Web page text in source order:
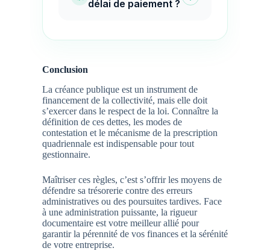
délai de paiement ?
Conclusion
La créance publique est un instrument de
financement de la collectivité, mais elle doit
s’exercer dans le respect de la loi. Connaître la
définition de ces dettes, les modes de
contestation et le mécanisme de la prescription
quadriennale est indispensable pour tout
gestionnaire.
Maîtriser ces règles, c’est s’offrir les moyens de
défendre sa trésorerie contre des erreurs
administratives ou des poursuites tardives. Face
à une administration puissante, la rigueur
documentaire est votre meilleur allié pour
garantir la pérennité de vos finances et la sérénité
de votre entreprise.